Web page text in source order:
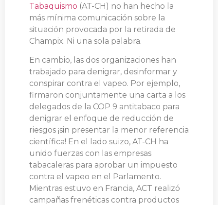
Tabaquismo (AT-CH) no han hecho la
más mínima comunicación sobre la
situación provocada por la retirada de
Champix. Ni una sola palabra.
En cambio, las dos organizaciones han
trabajado para denigrar, desinformar y
conspirar contra el vapeo. Por ejemplo,
firmaron conjuntamente una carta a los
delegados de la COP 9 antitabaco para
denigrar el enfoque de reducción de
riesgos ¡sin presentar la menor referencia
científica! En el lado suizo, AT-CH ha
unido fuerzas con las empresas
tabacaleras para aprobar un impuesto
contra el vapeo en el Parlamento.
Mientras estuvo en Francia, ACT realizó
campañas frenéticas contra productos